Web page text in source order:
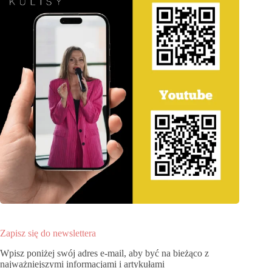
Zapisz się do newslettera
Wpisz poniżej swój adres e-mail, aby być na bieżąco z
najważniejszymi informacjami i artykułami